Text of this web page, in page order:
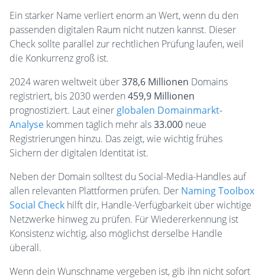
Ein starker Name verliert enorm an Wert, wenn du den
passenden digitalen Raum nicht nutzen kannst. Dieser
Check sollte parallel zur rechtlichen Prüfung laufen, weil
die Konkurrenz groß ist.
2024 waren weltweit über378,6 Millionen Domains
registriert, bis 2030 werden 459,9 Millionen
prognostiziert. Laut einer globalen Domainmarkt-
Analyse kommen täglich mehr als33.000 neue
Registrierungen hinzu. Das zeigt, wie wichtig frühes
Sichern der digitalen Identität ist.
Neben der Domain solltest du Social-Media-Handles auf
allen relevanten Plattformen prüfen. Der Naming Toolbox
Social Check hilft dir, Handle-Verfügbarkeit über wichtige
Netzwerke hinweg zu prüfen. Für Wiedererkennung ist
Konsistenz wichtig, also möglichst derselbe Handle
überall.
Wenn dein Wunschname vergeben ist, gib ihn nicht sofort